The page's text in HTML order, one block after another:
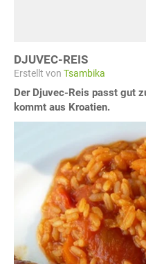
DJUVEC-REIS
Erstellt von Tsambika
Der Djuvec-Reis passt gut
kommt aus Kroatien.